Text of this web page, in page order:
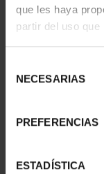
que les haya
partir del uso
NECESARIAS
PREFERENCIAS
ESTADÍSTICA
CAPITALES
73,00 €